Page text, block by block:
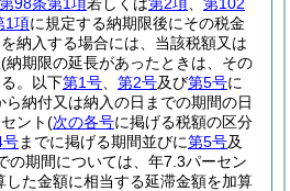
1項に規定する納期限後にその税金
納入する場合には、当該税額又は
(納期限の延長があったときは、その
。以下第1号 第2号及び第5号に
ら納付又は納入の日までの期間の日
ント(次の各号に掲げる税額の区分
号までに掲げる期間並びに第5号及
の期間については、年7.3パーセン
した金額に相当する延滞金額を加算